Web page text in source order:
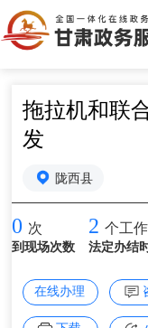
拖拉机和联
发
陇西县
0 次
到现场次数
2 个工作
法定办结
在线办理